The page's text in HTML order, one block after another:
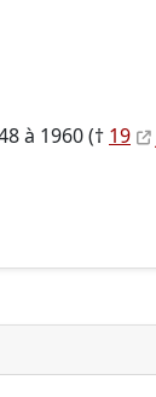
à 1960 († 19